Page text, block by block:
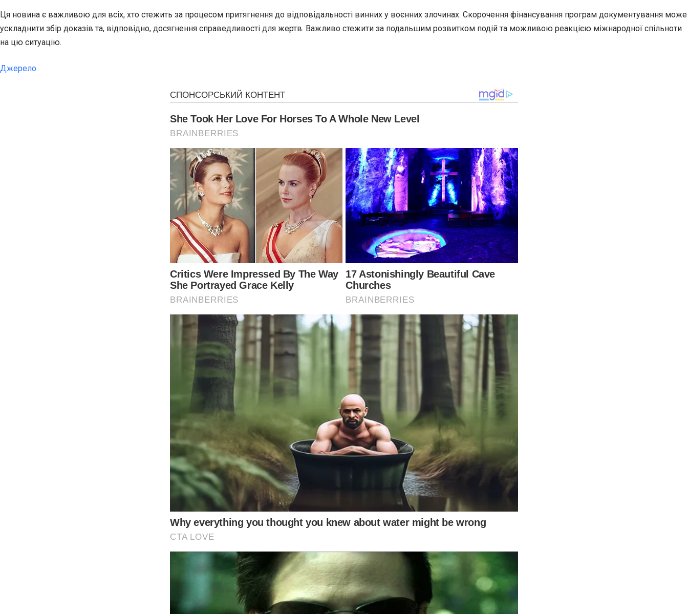
Ця новина є важливою для всіх, хто стежить за процесом притягнення до відповідальності винних у воєнних злочинах. Скорочення фінансування програм документування може
ускладнити збір доказів та, відповідно, досягнення справедливості для жертв. Важливо стежити за подальшим розвитком подій та можливою реакцією міжнародної спільноти
на цю ситуацію.
Джерело